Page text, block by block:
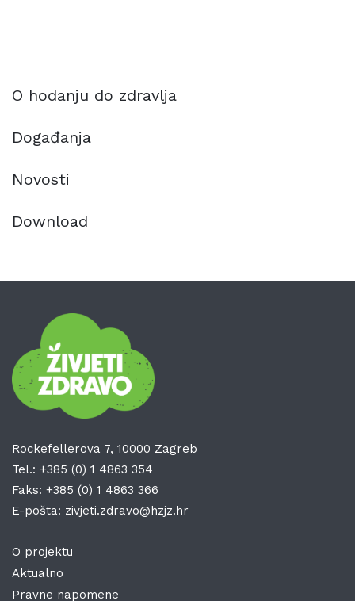
O hodanju do zdravlja
Događanja
Novosti
Download
Rockefellerova 7, 10000 Zagreb
Tel.: +385 (0) 1 4863 354
Faks: +385 (0) 1 4863 366
E-pošta: zivjeti.zdravo@hzjz.hr
O projektu
Aktualno
Pravne napomene